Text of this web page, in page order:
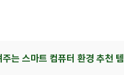
는 스마트 컴퓨터 환경 추천 템